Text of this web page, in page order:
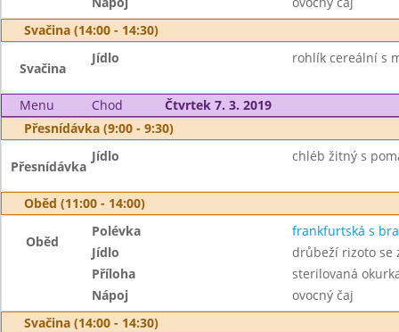
Svačina (14:00 - 14:30)
Svačina
Jídlo rohlík cereální s
Menu Chod
Čtvrtek 7. 3. 2019
Přesnídávka (9:00 - 9:30)
Přesnídávka
Jídlo chléb žitný s
Oběd (11:00 - 14:00)
Oběd
Polévka
frankfurtská s
Jídlo
drůbeží rizoto se
Příloha
sterilovaná
Nápoj
ovocný čaj
Svačina (14:00 - 14:30)